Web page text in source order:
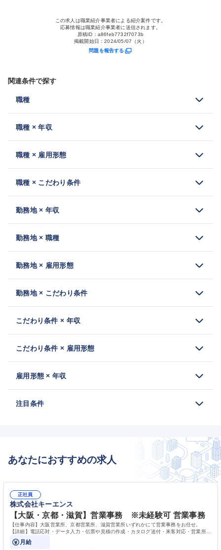
この求人は職業紹介事業者による紹介案件です。
応募情報は職業紹介事業者に送信されます。
原稿ID： a86feb7732f7073b
掲載開始日：2024/05/07（火）
問題を報告する
関連条件で探す
職種
職種 × 年収
職種 × 雇用形態
職種 × こだわり条件
勤務地 × 年収
勤務地 × 職種
勤務地 × 雇用形態
勤務地 × こだわり条件
こだわり条件 × 年収
こだわり条件 × 雇用形態
雇用形態 × 年収
注目条件
あなたにおすすめの求人
正社員
株式会社キーエンス
【大阪・京都・滋賀】営業事務 ※未経験可 営業事務
【仕事内容】大阪営業所、京都営業所、滋賀営業所いずれかにて営業事務をお任せ。
【詳細】電話応対・データ入力・伝票や見積の作成・カタログ送付・来客対応・営業所内
で発生する事務業務や業務改善をお任せ。
月給